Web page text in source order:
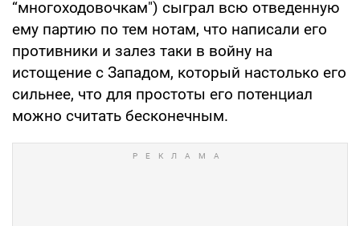
“многоходовочкам") сыграл всю отведенную
ему партию по тем нотам, что написали его
противники и залез таки в войну на
истощение с Западом, который настолько его
сильнее, что для простоты его потенциал
можно считать бесконечным.